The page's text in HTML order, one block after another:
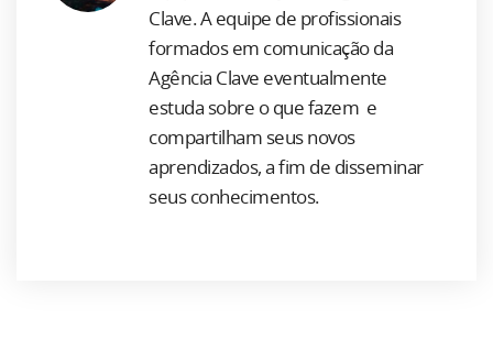
Clave. A equipe de profissionais
formados em comunicação da
Agência Clave eventualmente
estuda sobre o que fazem e
compartilham seus novos
aprendizados, a fim de disseminar
seus conhecimentos.